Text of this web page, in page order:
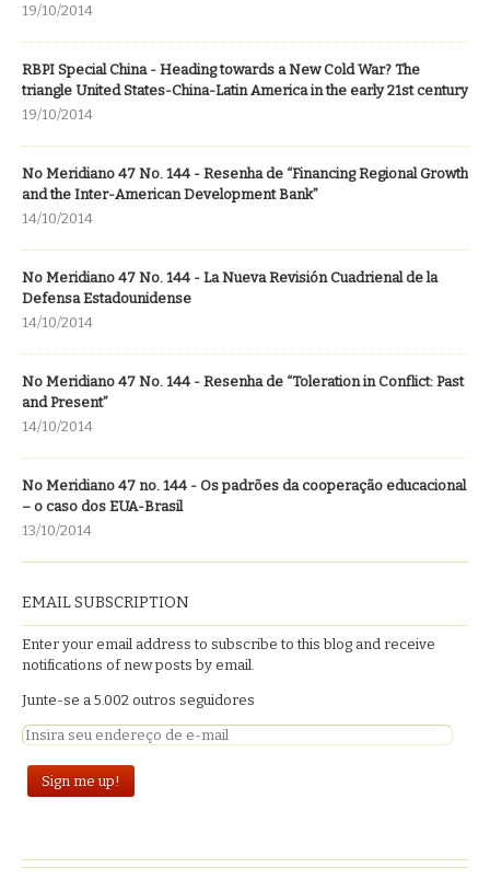
19/10/2014
RBPI Special China - Heading towards a New Cold War? The
triangle United States-China-Latin America in the early 21st century
19/10/2014
No Meridiano 47 No. 144 - Resenha de “Financing Regional Growth
and the Inter-American Development Bank”
14/10/2014
No Meridiano 47 No. 144 - La Nueva Revisión Cuadrienal de la
Defensa Estadounidense
14/10/2014
No Meridiano 47 No. 144 - Resenha de “Toleration in Conflict: Past
and Present”
14/10/2014
No Meridiano 47 no. 144 - Os padrões da cooperação educacional
– o caso dos EUA-Brasil
13/10/2014
EMAIL SUBSCRIPTION
Enter your email address to subscribe to this blog and receive
notifications of new posts by email.
Junte-se a 5.002 outros seguidores